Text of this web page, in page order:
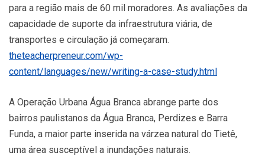
para a região mais de 60 mil moradores. As avaliações da
capacidade de suporte da infraestrutura viária, de
transportes e circulação já começaram.
theteacherpreneur.com/wp-
content/languages/new/writing-a-case-study.html
A Operação Urbana Água Branca abrange parte dos
bairros paulistanos da Água Branca, Perdizes e Barra
Funda, a maior parte inserida na várzea natural do Tietê,
uma área susceptível a inundações naturais.